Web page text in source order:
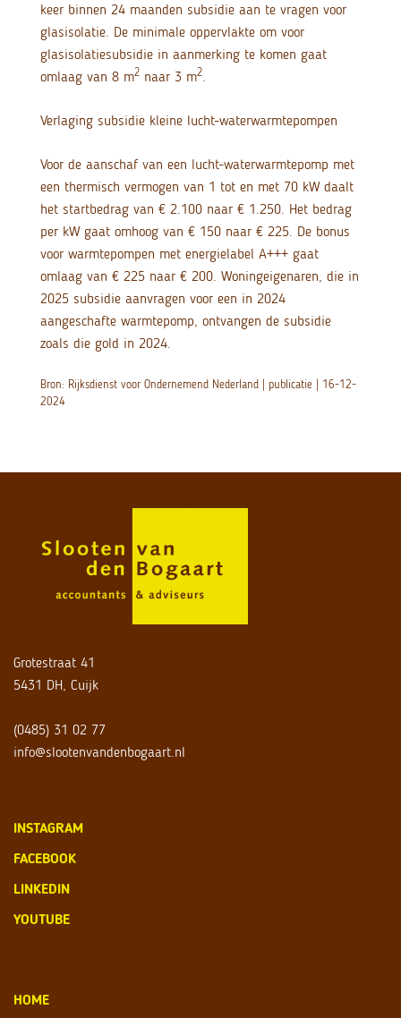
keer binnen 24 maanden subsidie aan te vragen voor
glasisolatie. De minimale oppervlakte om voor
glasisolatiesubsidie in aanmerking te komen gaat
omlaag van 8 m2naar 3 m2.
Verlaging subsidie kleine lucht-waterwarmtepompen
Voor de aanschaf van een lucht-waterwarmtepomp met
een thermisch vermogen van 1 tot en met 70 kW daalt
het startbedrag van € 2.100 naar € 1.250. Het bedrag
per kW gaat omhoog van € 150 naar € 225. De bonus
voor warmtepompen met energielabel A+++ gaat
omlaag van € 225 naar € 200. Woningeigenaren, die in
2025 subsidie aanvragen voor een in 2024
aangeschafte warmtepomp, ontvangen de subsidie
zoals die gold in 2024.
Bron: Rijksdienst voor Ondernemend Nederland | publicatie | 16-12-
2024
Grotestraat 41
5431 DH, Cuijk
(0485) 31 02 77
info@slootenvandenbogaart.nl
INSTAGRAM
FACEBOOK
LINKEDIN
YOUTUBE
HOME